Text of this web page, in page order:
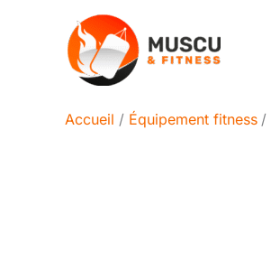
Accueil Équipement fitness